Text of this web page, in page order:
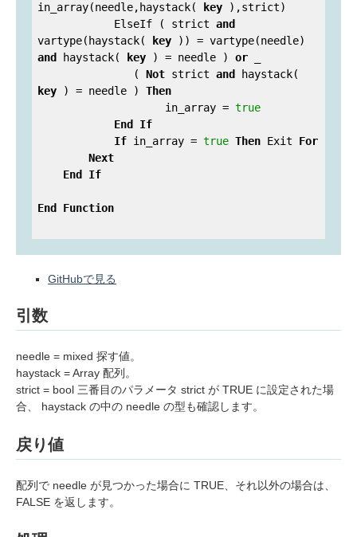
in_array(needle,haystack(
key ),strict)
            ElseIf ( strict
and
vartype(haystack(
key
and
haystack( key ) = needle ) or
               (
Not strict and
key ) = needle ) Then
                    in_array =
true
End
If
If in_array = true Then Exit For
Next
End
If
End Function
GitHubで見る
引数
needle = mixed 探す値。
haystack = Array 配列。
strict = bool 三番目のパラメータ strict が TRUE に設定された場
合、 haystack の中の needle の型も確認します。
戻り値
配列で needle が見つかった場合に TRUE、それ以外の場合は、
FALSE を返します。